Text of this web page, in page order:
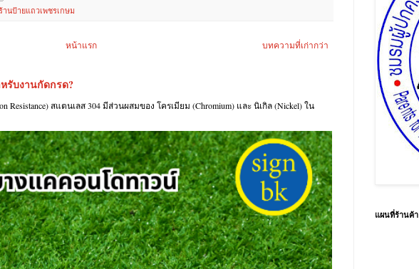
านป้ายแถวเพชรเกษม
บทความที่เก่ากว่า
หน้าแรก
รับงานกัดกรด?
Resistance) สแตนเลส 304 มีส่วนผสมของ โครเมียม (Chromium) และ นิเกิล (Nickel) ใน
แผนที่ร้านค้า